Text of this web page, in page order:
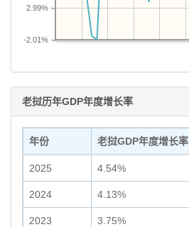
-2.01%
2.99%
老挝历年GDP年度增长率
年份 老挝GDP年度增长率
2025 4.54%
2024 4.13%
2023 3.75%